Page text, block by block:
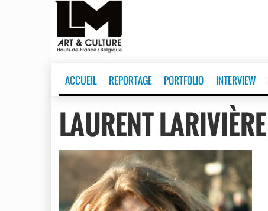
ACCUEIL REPORTAGE PORTFOLIO INTERVIEW
LAURENT LARIVIÈRE